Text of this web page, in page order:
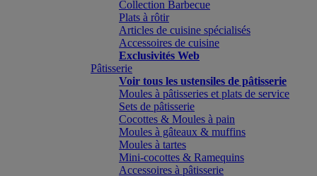
Collection Barbecue
Plats à rôtir
Articles de cuisine spécialisés
Accessoires de cuisine
Exclusivités Web
Pâtisserie
Voir tous les ustensiles de pâtisserie
Moules à pâtisseries et plats de service
Sets de pâtisserie
Cocottes & Moules à pain
Moules à gâteaux & muffins
Moules à tartes
Mini-cocottes & Ramequins
Accessoires à pâtisserie